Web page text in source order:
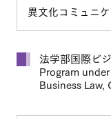
異文化コミュニ
法学部国際ビ
Program
Business